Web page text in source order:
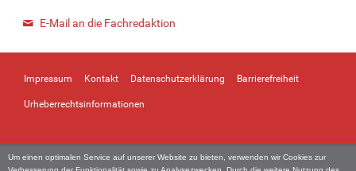
Um einen optimalen Service auf unserer Website zu bieten, verwenden wir Cookies zur
E-Mail an die Fachredaktion
Impressum Kontakt Datenschutzerklärung Barrierefreiheit
Urheberrechtsinformationen